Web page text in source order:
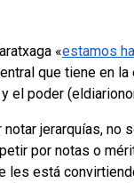
«estamos
que tiene en
el poder
jerarquías,
por notas o
les está